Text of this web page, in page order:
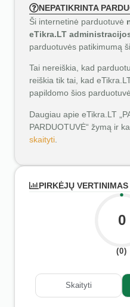
NEPATIKRINTA
Ši internetinė parduotuvė
eTikra.LT
parduotuvės patikimumą
Tai nereiškia, kad
reiškia tik tai, kad
papildomo šios
Daugiau apie eTikra.LT
PARDUOTUVĖ“ žymą ir
skaityti
PIRKĖJŲ VERTINIMAS
0
(0)
Skaityti